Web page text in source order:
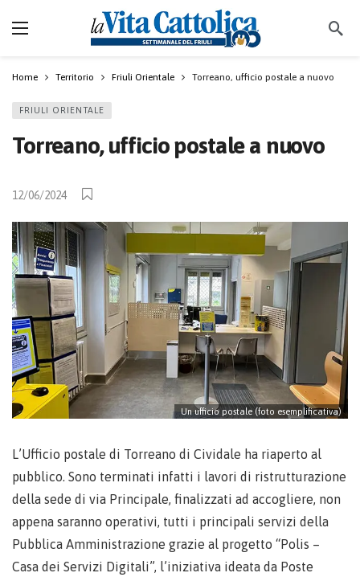
Home Territorio Friuli Orientale Torreano, ufficio postale a nuovo
FRIULI ORIENTALE
Torreano, ufficio postale a nuovo
12/06/2024
Un ufficio postale (foto esemplificativa)
L’Ufficio postale di Torreano di Cividale ha riaperto al
pubblico. Sono terminati infatti i lavori di ristrutturazione
della sede di via Principale, finalizzati ad accogliere, non
appena saranno operativi, tutti i principali servizi della
Pubblica Amministrazione grazie al progetto “Polis –
Casa dei Servizi Digitali”, l’iniziativa ideata da Poste